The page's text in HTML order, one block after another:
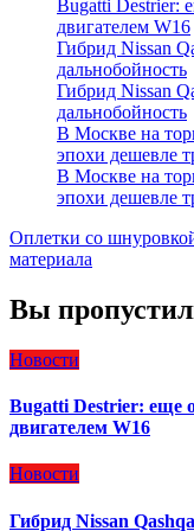
Bugatti Destrier:
двигателем W16
Гибрид Nissan
дальнобойность
Гибрид Nissan
дальнобойность
В Москве на
эпохи дешевле
В Москве на
эпохи дешевле
Оплетки со
материала
Вы
Новости
Bugatti Destrier: еще
двигателем W16
Новости
Гибрид Nissan